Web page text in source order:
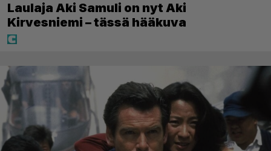
Laulaja Aki Samuli on nyt Aki
Kirvesniemi – tässä hääkuva